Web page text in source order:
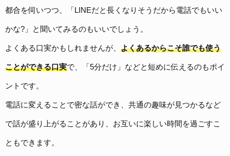
都合を伺いつつ、「LINEだと長くなりそうだから電話でもいい
かな?」と聞いてみるのもいいでしょう。
よくある口実かもしれませんが、 よくあるからこそ誰でも使う
ことができる口実で、「5分だけ」などと短めに伝えるのもポイ
ントです。
電話に変えることで密な話ができ、 共通の趣味が見つかるなど
で話が盛り上がることがあり、お互いに楽しい時間を過ごすこ
ともできます。